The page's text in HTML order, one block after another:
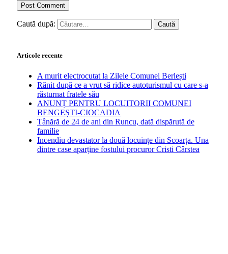
Caută după:
Articole recente
A murit electrocutat la Zilele Comunei Berlești
Rănit după ce a vrut să ridice autoturismul cu care s-a
răsturnat fratele său
ANUNȚ PENTRU LOCUITORII COMUNEI
BENGEȘTI-CIOCADIA
Tânără de 24 de ani din Runcu, dată dispărută de
familie
Incendiu devastator la două locuințe din Scoarța. Una
dintre case aparține fostului procuror Cristi Cârstea